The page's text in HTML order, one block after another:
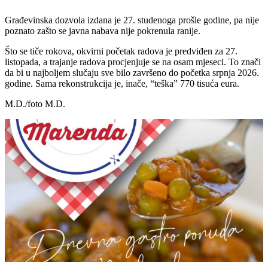
Građevinska dozvola izdana je 27. studenoga prošle godine, pa nije
poznato zašto se javna nabava nije pokrenula ranije.
Što se tiče rokova, okvirni početak radova je predviđen za 27.
listopada, a trajanje radova procjenjuje se na osam mjeseci. To znači
da bi u najboljem slučaju sve bilo završeno do početka srpnja 2026.
godine. Sama rekonstrukcija je, inače, “teška” 770 tisuća eura.
M.D./foto M.D.